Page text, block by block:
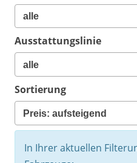
Ausstattungslinie
Sortierung
In Ihrer aktuellen